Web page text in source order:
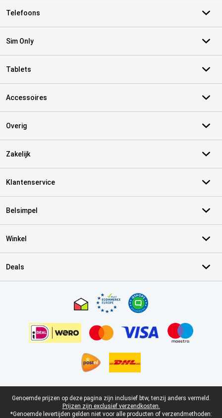
Telefoons
Sim Only
Tablets
Accessoires
Overig
Zakelijk
Klantenservice
Belsimpel
Winkel
Deals
Juridische voettekst
Genoemde prijzen op deze pagina zijn inclusief btw, tenzij anders vermeld.
Prijzen zijn exclusief verzendkosten.
*Genoemde levertijden gelden niet voor alle producten of verzendmethoden: